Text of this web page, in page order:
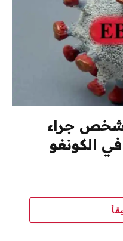
أكثر من 1500 شخص جراء
الكونغو